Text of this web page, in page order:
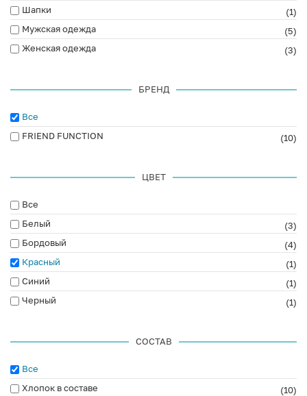
Шапки
(1)
Мужская одежда
(5)
Женская одежда
(3)
БРЕНД
Все
FRIEND FUNCTION
(10)
ЦВЕТ
Все
Белый
(3)
Бордовый
(4)
Красный
(1)
Синий
(1)
Черный
(1)
СОСТАВ
Все
Хлопок в составе
(10)